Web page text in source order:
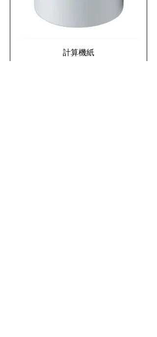
計算機紙